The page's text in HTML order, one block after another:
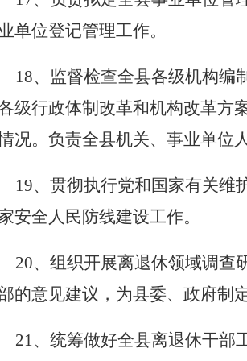
单位登记管理工作。
18、监督检查全县各级机构编
级行政体制改革和机构改革方
况。负责全县机关、事业单位
19、贯彻执行党和国家有关维
安全人民防线建设工作。
20、组织开展离退休领域调查
的意见建议，为县委、政府制
21、统筹做好全县离退休干部